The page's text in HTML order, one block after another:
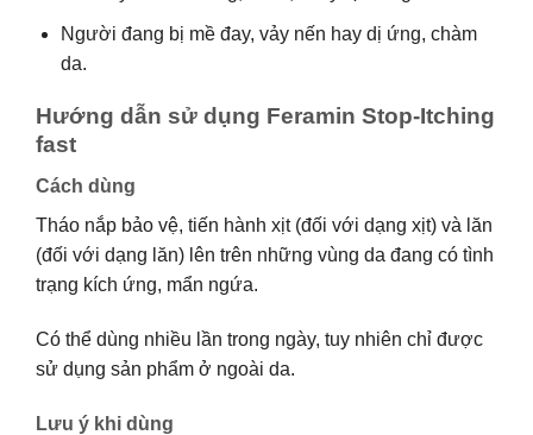
Người đang bị mề đay, vảy nến hay dị ứng, chàm
da.
Hướng dẫn sử dụng Feramin Stop-Itching
fast
Cách dùng
Tháo nắp bảo vệ, tiến hành xịt (đối với dạng xịt) và lăn
(đối với dạng lăn) lên trên những vùng da đang có tình
trạng kích ứng, mẩn ngứa.
Có thể dùng nhiều lần trong ngày, tuy nhiên chỉ được
sử dụng sản phẩm ở ngoài da.
Lưu ý khi dùng